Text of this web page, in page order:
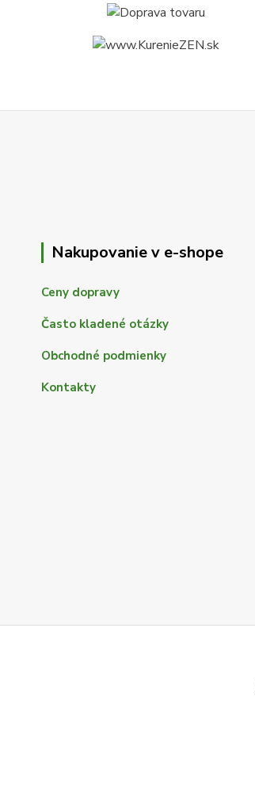
Nakupovanie v e-shope
Ceny dopravy
Často kladené otázky
Obchodné podmienky
Kontakty